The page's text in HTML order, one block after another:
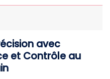
avec
et Contrôle au